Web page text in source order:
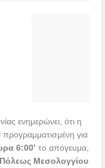
ενημερώνει, ότι η
προγραμματισμένη για
6:00’ το απόγευμα,
Μεσολογγίου